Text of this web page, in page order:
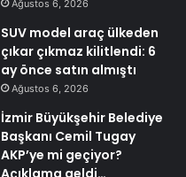
Ağustos 6, 2026
SUV model araç ülkeden
çıkar çıkmaz kilitlendi: 6
ay önce satın almıştı
Ağustos 6, 2026
İzmir Büyükşehir Belediye
Başkanı Cemil Tugay
AKP’ye mi geçiyor?
Açıklama geldi…